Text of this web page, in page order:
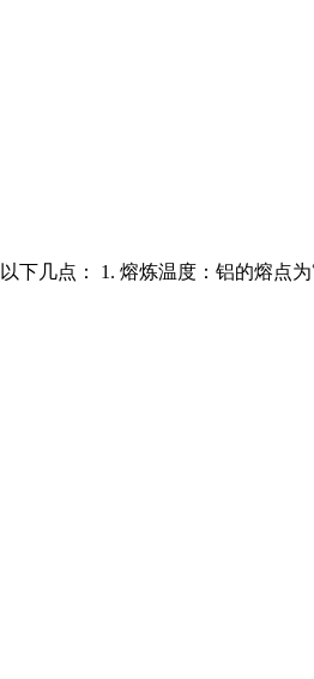
下几点： 1. 熔炼温度：铝的熔点